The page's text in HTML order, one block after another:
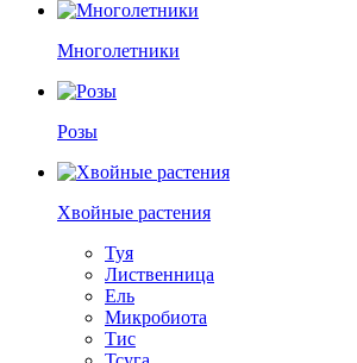
Многолетники
Розы
Хвойные растения
Туя
Лиственница
Ель
Микробиота
Тис